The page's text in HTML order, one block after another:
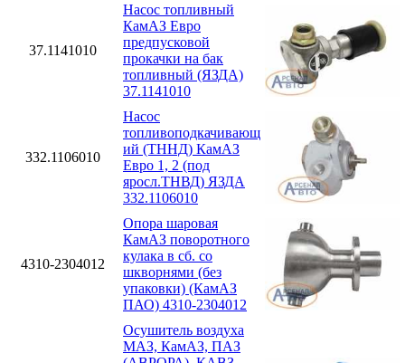
37.1141010
Насос топливный
КамАЗ Евро
предпусковой
прокачки на бак
топливный (ЯЗДА)
37.1141010
332.1106010
Насос
топливоподкачивающ
ий (ТННД) КамАЗ
Евро 1, 2 (под
яросл.ТНВД) ЯЗДА
332.1106010
4310-2304012
Опора шаровая
КамАЗ поворотного
кулака в сб. со
шкворнями (без
упаковки) (КамАЗ
ПАО) 4310-2304012
Осушитель воздуха
МАЗ, КамАЗ, ПАЗ